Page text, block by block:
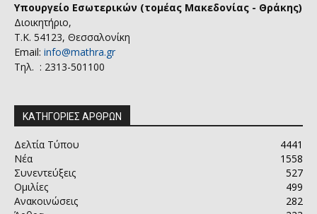
Υπουργείο Εσωτερικών (τομέας Μακεδονίας - Θράκης)
Διοικητήριο,
Τ.Κ. 54123, Θεσσαλονίκη
Email: info@mathra.gr
Τηλ. : 2313-501100
ΚΑΤΗΓΟΡΙΕΣ ΑΡΘΡΩΝ
Δελτία Τύπου
4441
Νέα
1558
Συνεντεύξεις
527
Ομιλίες
499
Ανακοινώσεις
282